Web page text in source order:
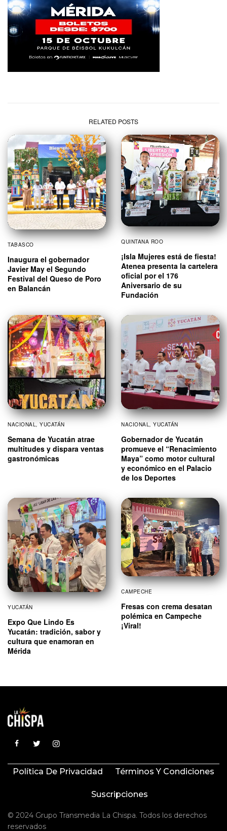
RELATED POSTS
TABASCO
Inaugura el gobernador
Javier May el Segundo
Festival del Queso de Poro
en Balancán
QUINTANA ROO
¡Isla Mujeres está de fiesta!
Atenea presenta la cartelera
oficial por el 176
Aniversario de su
Fundación
NACIONAL YUCATÁN
Semana de Yucatán atrae
multitudes y dispara ventas
gastronómicas
NACIONAL YUCATÁN
Gobernador de Yucatán
promueve el “Renacimiento
Maya” como motor cultural
y económico en el Palacio
de los Deportes
YUCATÁN
Expo Que Lindo Es
Yucatán: tradición, sabor y
cultura que enamoran en
Mérida
CAMPECHE
Fresas con crema desatan
polémica en Campeche
¡Viral!
Política De Privacidad Términos Y Condiciones
Suscripciones
© 2024 Grupo Transmedia La Chispa. Todos los derechos
reservados